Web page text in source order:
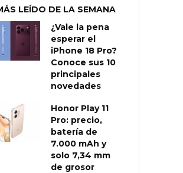
LEÍDO DE LA SEMANA
¿Vale la pena
esperar el
iPhone 18 Pro?
Conoce sus 10
principales
novedades
Honor Play 11
Pro: precio,
batería de
7.000 mAh y
solo 7,34 mm
de grosor